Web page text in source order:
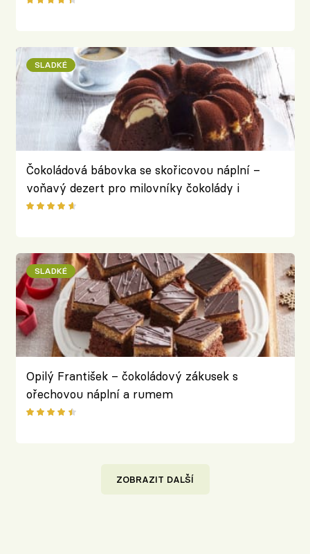
SLADKÉ
Čokoládová bábovka se skořicovou náplní –
voňavý dezert pro milovníky čokolády i
tvarohu
SLADKÉ
Opilý František – čokoládový zákusek s
ořechovou náplní a rumem
ZOBRAZIT DALŠÍ